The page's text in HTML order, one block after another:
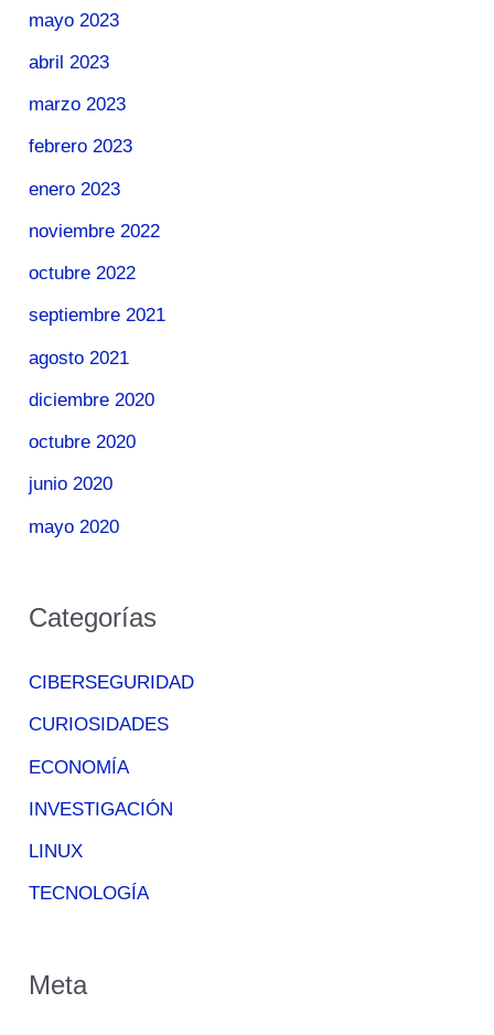
mayo 2023
abril 2023
marzo 2023
febrero 2023
enero 2023
noviembre 2022
octubre 2022
septiembre 2021
agosto 2021
diciembre 2020
octubre 2020
junio 2020
mayo 2020
Categorías
CIBERSEGURIDAD
CURIOSIDADES
ECONOMÍA
INVESTIGACIÓN
LINUX
TECNOLOGÍA
Meta